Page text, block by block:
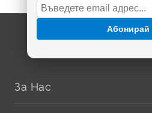
Абонирай
За Нас